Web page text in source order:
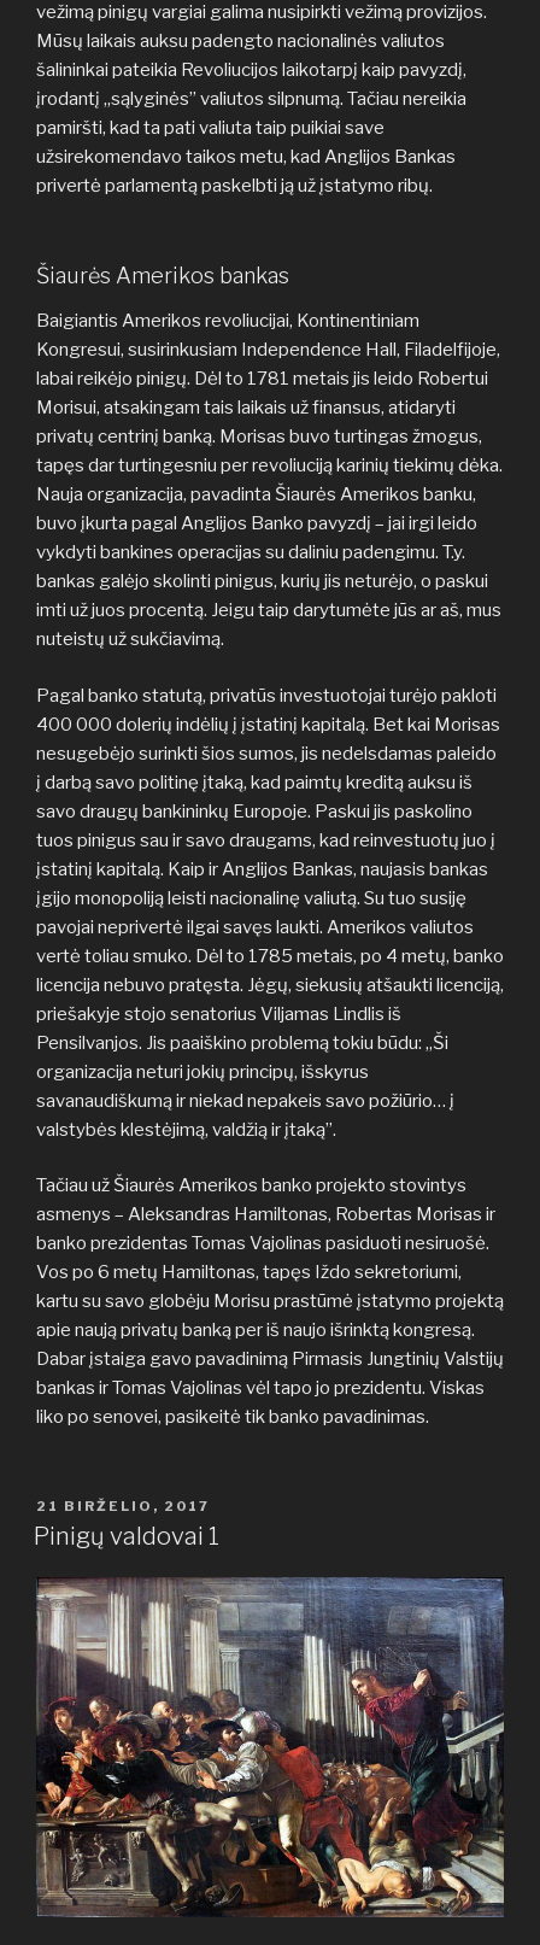
vežimą pinigų vargiai galima nusipirkti vežimą provizijos.
Mūsų laikais auksu padengto nacionalinės valiutos
šalininkai pateikia Revoliucijos laikotarpį kaip pavyzdį,
įrodantį „sąlyginės” valiutos silpnumą. Tačiau nereikia
pamiršti, kad ta pati valiuta taip puikiai save
užsirekomendavo taikos metu, kad Anglijos Bankas
privertė parlamentą paskelbti ją už įstatymo ribų.
Šiaurės Amerikos bankas
Baigiantis Amerikos revoliucijai, Kontinentiniam
Kongresui, susirinkusiam Independence Hall, Filadelfijoje,
labai reikėjo pinigų. Dėl to 1781 metais jis leido Robertui
Morisui, atsakingam tais laikais už finansus, atidaryti
privatų centrinį banką. Morisas buvo turtingas žmogus,
tapęs dar turtingesniu per revoliuciją karinių tiekimų dėka.
Nauja organizacija, pavadinta Šiaurės Amerikos banku,
buvo įkurta pagal Anglijos Banko pavyzdį – jai irgi leido
vykdyti bankines operacijas su daliniu padengimu. T.y.
bankas galėjo skolinti pinigus, kurių jis neturėjo, o paskui
imti už juos procentą. Jeigu taip darytumėte jūs ar aš, mus
nuteistų už sukčiavimą.
Pagal banko statutą, privatūs investuotojai turėjo pakloti
400 000 dolerių indėlių į įstatinį kapitalą. Bet kai Morisas
nesugebėjo surinkti šios sumos, jis nedelsdamas paleido
į darbą savo politinę įtaką, kad paimtų kreditą auksu iš
savo draugų bankininkų Europoje. Paskui jis paskolino
tuos pinigus sau ir savo draugams, kad reinvestuotų juo į
įstatinį kapitalą. Kaip ir Anglijos Bankas, naujasis bankas
įgijo monopoliją leisti nacionalinę valiutą. Su tuo susiję
pavojai neprivertė ilgai savęs laukti. Amerikos valiutos
vertė toliau smuko. Dėl to 1785 metais, po 4 metų, banko
licencija nebuvo pratęsta. Jėgų, siekusių atšaukti licenciją,
priešakyje stojo senatorius Viljamas Lindlis iš
Pensilvanjos. Jis paaiškino problemą tokiu būdu: „Ši
organizacija neturi jokių principų, išskyrus
savanaudiškumą ir niekad nepakeis savo požiūrio… į
valstybės klestėjimą, valdžią ir įtaką”.
Tačiau už Šiaurės Amerikos banko projekto stovintys
asmenys – Aleksandras Hamiltonas, Robertas Morisas ir
banko prezidentas Tomas Vajolinas pasiduoti nesiruošė.
Vos po 6 metų Hamiltonas, tapęs Iždo sekretoriumi,
kartu su savo globėju Morisu prastūmė įstatymo projektą
apie naują privatų banką per iš naujo išrinktą kongresą.
Dabar įstaiga gavo pavadinimą Pirmasis Jungtinių Valstijų
bankas ir Tomas Vajolinas vėl tapo jo prezidentu. Viskas
liko po senovei, pasikeitė tik banko pavadinimas.
PASKELBTA
21 BIRŽELIO, 2017
Pinigų valdovai 1